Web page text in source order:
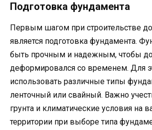
Подготовка фундамента
Первым шагом при строительстве
является подготовка фундамента.
быть прочным и надежным, чтобы
деформировался со временем. Для
использовать различные типы
ленточный или свайный. Важно
грунта и климатические условия на
территории при выборе типа